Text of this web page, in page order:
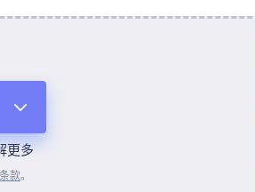
更多
款。